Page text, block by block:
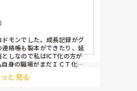
モンでした。成長記録がグ
絡帳も製本ができたり、延
しなので私はICT化の方が
身の職場がまだＩＣＴ化が
ほしいです。
と見る